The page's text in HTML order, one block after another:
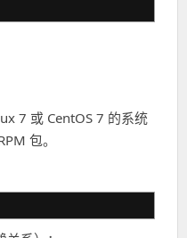
7 或 CentOS 7 的系统
包。